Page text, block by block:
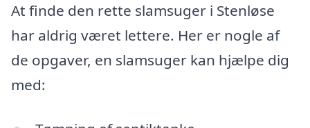
At finde den rette slamsuger i Stenløse
har aldrig været lettere. Her er nogle af
de opgaver, en slamsuger kan hjælpe dig
med: